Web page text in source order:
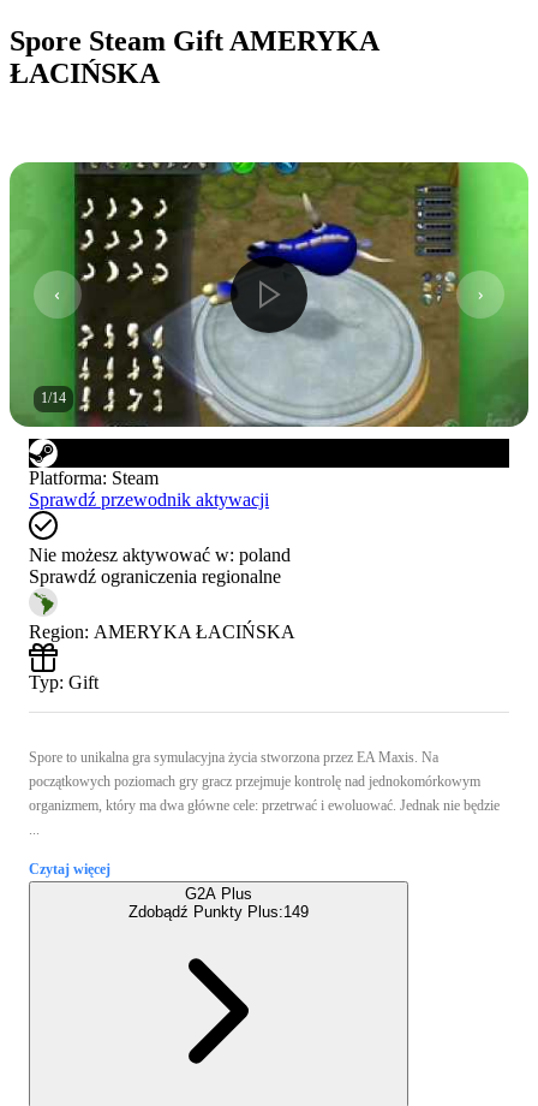
Spore Steam Gift AMERYKA
ŁACIŃSKA
1/14
Platforma: Steam
Sprawdź przewodnik aktywacji
Nie możesz aktywować w: poland
Sprawdź ograniczenia regionalne
Region: AMERYKA ŁACIŃSKA
Typ: Gift
Spore to unikalna gra symulacyjna życia stworzona przez EA Maxis. Na
początkowych poziomach gry gracz przejmuje kontrolę nad jednokomórkowym
organizmem, który ma dwa główne cele: przetrwać i ewoluować. Jednak nie będzie
...
Czytaj więcej
G2A Plus
Zdobądź Punkty Plus:149